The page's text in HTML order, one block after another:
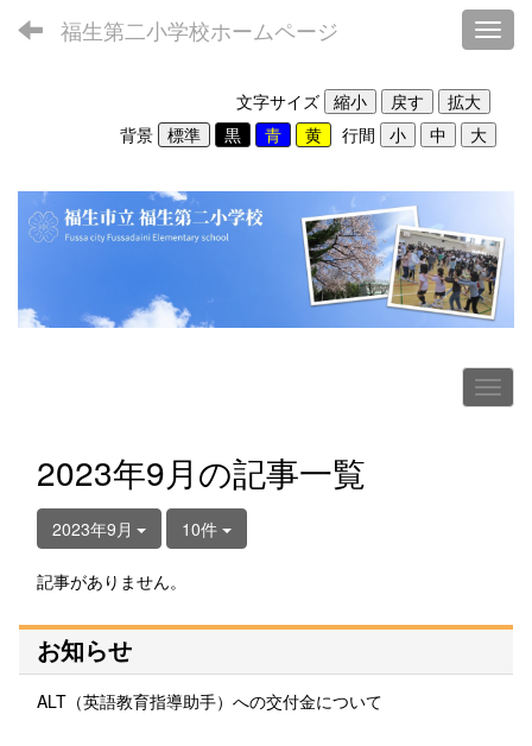
福生第二小学校ホームページ
文字サイズ
背景
行間
2023年9月の記事一覧
2023年9月 10件
記事がありません。
お知らせ
ALT（英語教育指導助手）への交付金について